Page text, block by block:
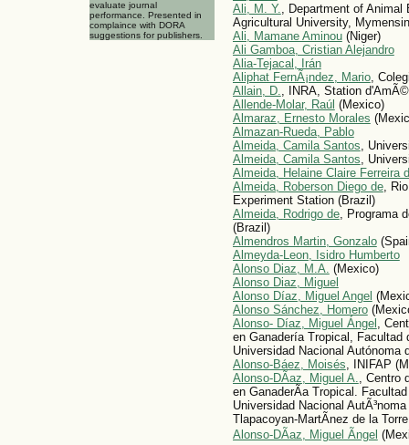
evaluate journal
performance. Presented in
complaince with DORA
suggestions for publishers.
Ali, M. Y., Department of Animal
Agricultural University,
Ali, Mamane Aminou(Niger)
Ali Gamboa, Cristian Alejandro
Alia-Tejacal, Irán
Aliphat FernÃ¡ndez, Mario,
Allain, D., INRA, Station
Allende-Molar, Raúl (Mexico)
Almaraz, Ernesto Morales
Almazan-Rueda, Pablo
Almeida, Camila Santos,
Almeida, Camila Santos,
Almeida, Helaine Claire Ferreira
Almeida, Roberson Diego de,
Experiment Station (Brazil)
Almeida, Rodrigo de, Programa
(Brazil)
Almendros Marti­n, Gonzalo
Almeyda-Leon, Isidro Humberto
Alonso Diaz, M.A. (Mexico)
Alonso Diaz, Miguel
Alonso Díaz, Miguel Angel
Alonso Sánchez, Homero
Alonso- Díaz, Miguel Ángel ,
en Ganadería Tropical, Facultad
Universidad Nacional Autónoma
Alonso-Báez, Moisés, INIFAP
Alonso-DÃ­az, Miguel A., Centro
en GanaderÃ­a Tropical.
Universidad Nacional
Tlapacoyan-MartÃ­nez de la
Alonso-DÃ­az, Miguel Ãngel